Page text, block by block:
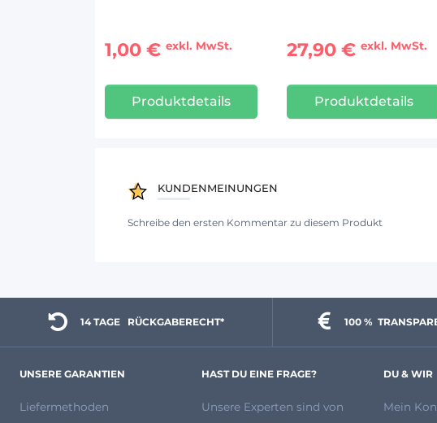
1,00 € exkl. MwSt.
Produktdetails
27,90 €exkl. MwSt.
Produktdetails
KUNDENMEINUNGEN
Schreibe den ersten Kommentar zu diesem Produkt
14 TAGE
  RÜCKGABERECHT*
100 %
UNSERE GARANTIEN
Liefermethoden
HAST DU EINE FRAGE?
Unsere Experten sind von
DU & WIR
Mein